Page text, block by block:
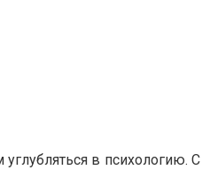
в психологию.